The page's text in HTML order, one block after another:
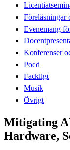
Föreläsningar
Evenemang
Konferenser
Podd
Fackligt
Musik
Övrigt
Mitigating
Hardware,